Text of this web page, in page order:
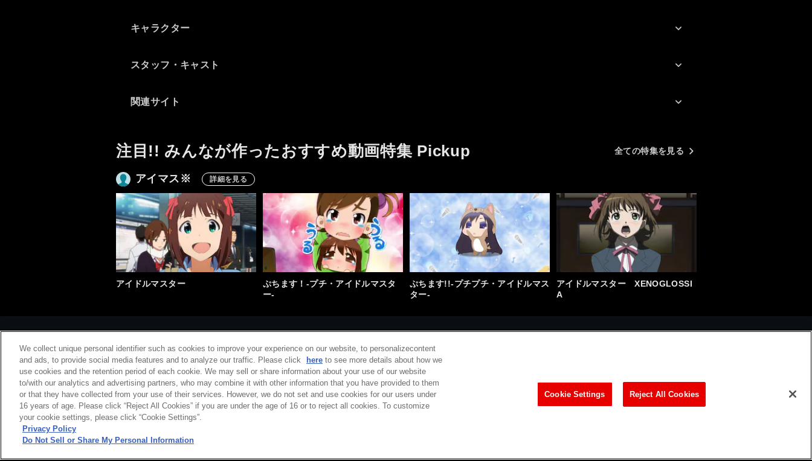
キャラクター
スタッフ・キャスト
関連サイト
注目!! みんなが作ったおすすめ動画特集 Pickup 全ての特集を見る
アイマス※ 詳細を見る
アイドルマスター
ぷちます！-プチ・アイドルマスタ
ー-
ぷちます!!-プチプチ・アイドルマス
ター-
アイドルマスター XENOGLOSSI
A
会社概要特定商取引法に基づく表示ご利用規約プライバシーポリシー
ウェブアクセシビリティ方針
We collect unique personal identifier such as cookies to improve your experience on our website, to personalizecontent
and ads, to provide social media features and to analyze our traffic. Please click
here to see more details about how we
use cookies and the retention period of each cookie. We may sell or share information about your use of our website
to/with our analytics and advertising partners, who may combine it with other information that you have provided to them
or that they have collected from your use of their services. However, we do not set and use cookies for our users under
16 years of age. Please click “Reject All Cookies” if you are under the age of 16 or to reject all cookies. To customize
your cookie settings, please click “Cookie Settings”.
Privacy Policy
Do Not Sell or Share My Personal Information
Cookie Settings Reject All Cookies